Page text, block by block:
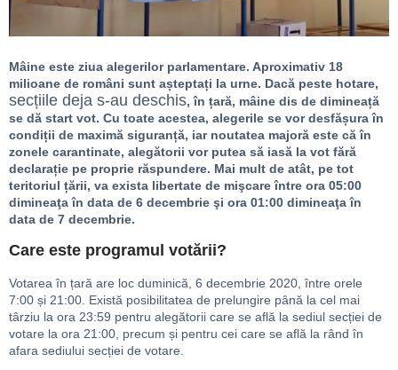
Mâine este ziua alegerilor parlamentare. Aproximativ 18
milioane de români sunt așteptați la urne. Dacă peste hotare,
secțiile deja s-au deschis, în țară, mâine dis de dimineață
se dă start vot. Cu toate acestea, alegerile se vor desfășura în
condiții de maximă siguranță, iar noutatea majoră este că în
zonele carantinate, alegătorii vor putea să iasă la vot fără
declarație pe proprie răspundere. Mai mult de atât, pe tot
teritoriul țării, va exista libertate de mişcare între ora 05:00
dimineaţa în data de 6 decembrie şi ora 01:00 dimineaţa în
data de 7 decembrie.
Care este programul votării?
Votarea în țară are loc duminică, 6 decembrie 2020, între orele
7:00 și 21:00. Există posibilitatea de prelungire până la cel mai
târziu la ora 23:59 pentru alegătorii care se află la sediul secției de
votare la ora 21:00, precum și pentru cei care se află la rând în
afara sediului secției de votare.